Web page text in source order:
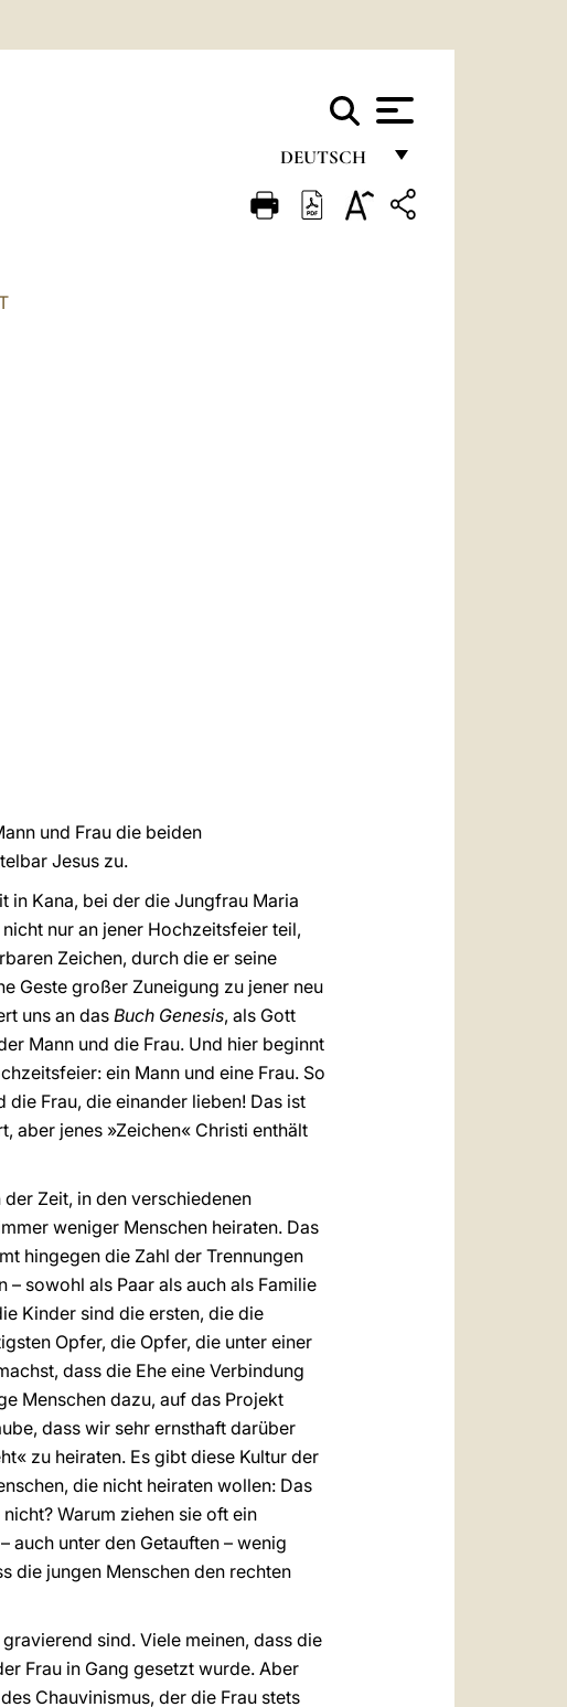
DEUTSCH
FRANÇAIS
und Frau die beiden
Jesus zu.
in Kana, bei der die Jungfrau Maria
nicht nur an jener Hochzeitsfeier teil,
Zeichen, durch die er seine
Geste großer Zuneigung zu jener neu
uns an das Buch Genesis, als Gott
Mann und die Frau. Und hier beginnt
ein Mann und eine Frau. So
Frau, die einander lieben! Das ist
aber jenes »Zeichen« Christi enthält
Zeit, in den verschiedenen
weniger Menschen heiraten. Das
hingegen die Zahl der Trennungen
sowohl als Paar als auch als Familie
Kinder sind die ersten, die die
Opfer, die Opfer, die unter einer
dass die Ehe eine Verbindung
Menschen dazu, auf das Projekt
dass wir sehr ernsthaft darüber
zu heiraten. Es gibt diese Kultur der
die nicht heiraten wollen: Das
Warum ziehen sie oft ein
auch unter den Getauften – wenig
die jungen Menschen den rechten
sind. Viele meinen, dass die
Frau in Gang gesetzt wurde. Aber
Chauvinismus, der die Frau stets